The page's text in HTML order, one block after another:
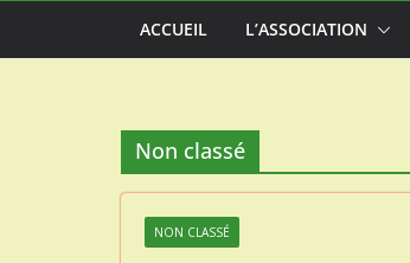
ACCUEIL L’ASSOCIATION
Non classé
NON CLASSÉ